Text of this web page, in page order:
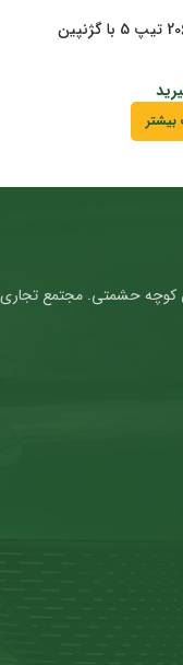
بیشتر
کوچه حشمتی. مجتمع تجاری